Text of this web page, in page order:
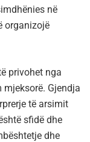
në
organizojë
privohet nga
Gjendja
të arsimit
sfidë dhe
dhe